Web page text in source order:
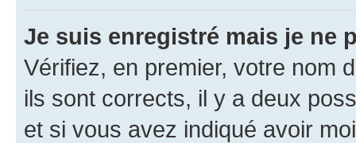
Je suis enregistré mais je ne
Vérifiez, en premier, votre nom
ils sont corrects, il y a deux
et si vous avez indiqué avoir